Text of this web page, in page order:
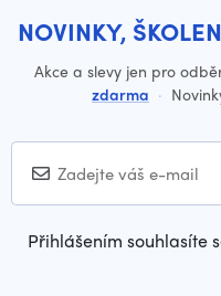
NOVINKY,
Akce a slevy jen pro
zdarma ·
Přihlášením souhlasíte